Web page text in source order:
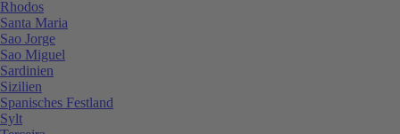
Rhodos
Santa Maria
Sao Jorge
Sao Miguel
Sardinien
Sizilien
Spanisches Festland
Sylt